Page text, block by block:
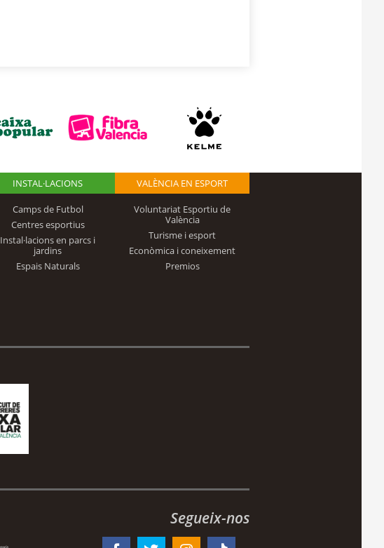
INSTAL·LACIONS
Camps de Futbol
Centres esportius
Instal·lacions en parcs i
jardins
Espais Naturals
VALÈNCIA EN ESPORT
Voluntariat Esportiu de
València
Turisme i esport
Econòmica i coneixement
Premios
Segueix-nos